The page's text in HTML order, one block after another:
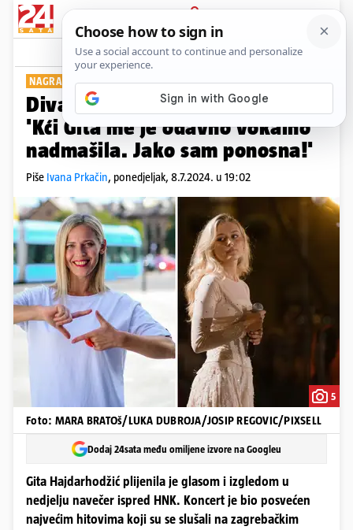
PRIJAVA
Show Komentari
NAGRAĐENA PLJESKOM
Divasica Maja Vučić za 24sata:
'Kći Gita me je odavno vokalno
nadmašila. Jako sam ponosna!'
Piše Ivana Prkačin, ponedjeljak, 8.7.2024. u 19:02
5
Foto: MARA BRATOš/LUKA DUBROJA/JOSIP REGOVIC/PIXSELL
Dodaj 24sata među omiljene izvore na Googleu
Gita Hajdarhodžić plijenila je glasom i izgledom u
nedjelju navečer ispred HNK. Koncert je bio posvećen
najvećim hitovima koji su se slušali na zagrebačkim